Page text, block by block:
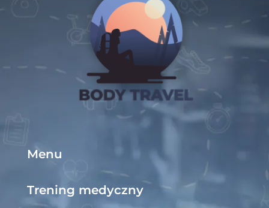
Menu
Trening medyczny